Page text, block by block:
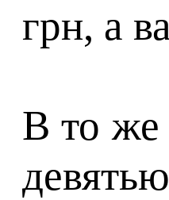
грн, а
В то же